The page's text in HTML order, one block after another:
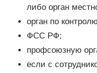
либо орган
орган по
ФСС РФ;
профсоюзную
если с